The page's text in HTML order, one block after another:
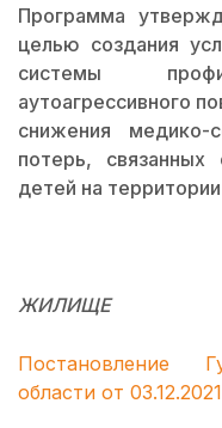
Программа
целью создания
системы
аутоагрессивного
снижения медико-
потерь,
детей на
ЖИЛИЩЕ
Постановление
области от